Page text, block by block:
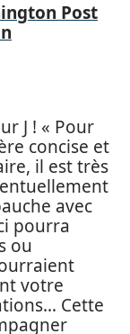
Post
J ! « Pour
concise et
il est très
avec
pourra
ou
votre
Cette